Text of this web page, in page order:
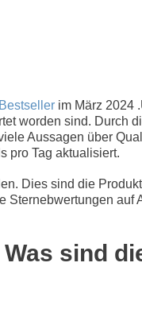
im März 2024
worden sind. Durch
Aussagen über
pro Tag aktualisiert.
Dies sind die
auf
sind